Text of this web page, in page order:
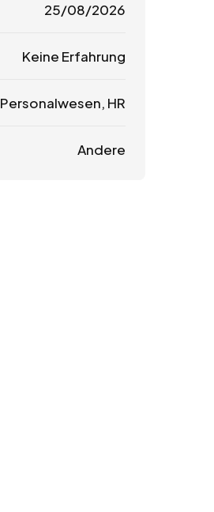
25/08/2026
Keine Erfahrung
Personalwesen, HR
Andere